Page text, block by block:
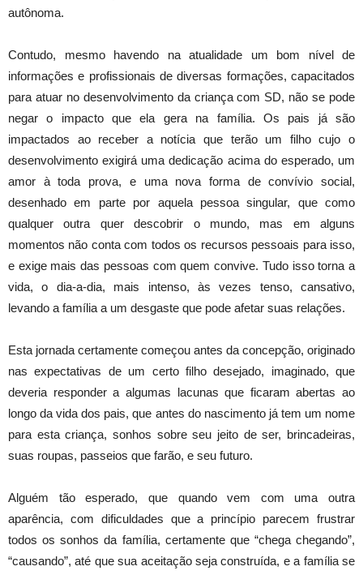
autônoma.
Contudo, mesmo havendo na atualidade um bom nível de
informações e profissionais de diversas formações, capacitados
para atuar no desenvolvimento da criança com SD, não se pode
negar o impacto que ela gera na família. Os pais já são
impactados ao receber a notícia que terão um filho cujo o
desenvolvimento exigirá uma dedicação acima do esperado, um
amor à toda prova, e uma nova forma de convívio social,
desenhado em parte por aquela pessoa singular, que como
qualquer outra quer descobrir o mundo, mas em alguns
momentos não conta com todos os recursos pessoais para isso,
e exige mais das pessoas com quem convive. Tudo isso torna a
vida, o dia-a-dia, mais intenso, às vezes tenso, cansativo,
levando a família a um desgaste que pode afetar suas relações.
Esta jornada certamente começou antes da concepção, originado
nas expectativas de um certo filho desejado, imaginado, que
deveria responder a algumas lacunas que ficaram abertas ao
longo da vida dos pais, que antes do nascimento já tem um nome
para esta criança, sonhos sobre seu jeito de ser, brincadeiras,
suas roupas, passeios que farão, e seu futuro.
Alguém tão esperado, que quando vem com uma outra
aparência, com dificuldades que a princípio parecem frustrar
todos os sonhos da família, certamente que “chega chegando”,
“causando”, até que sua aceitação seja construída, e a família se